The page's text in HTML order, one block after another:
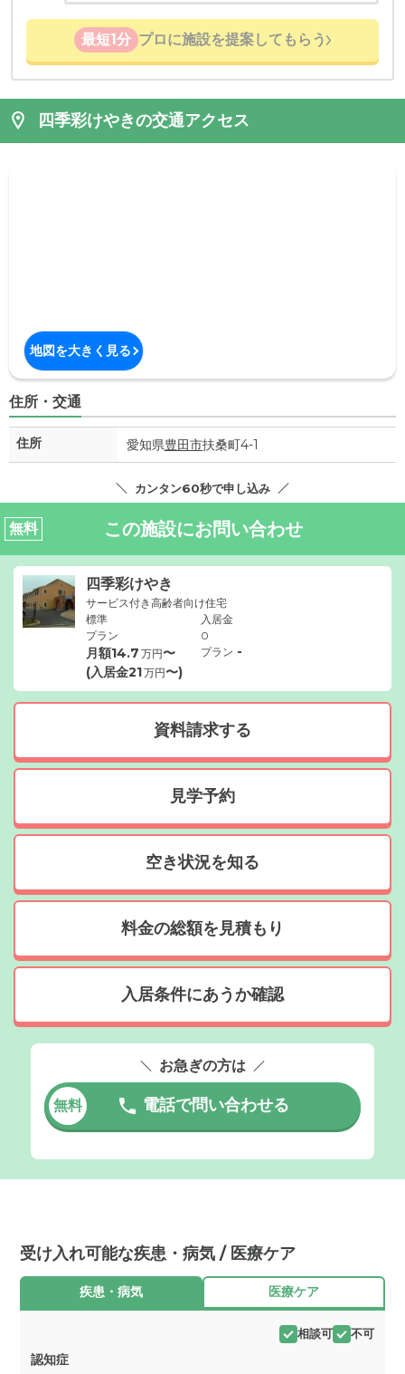
最短1分 プロに施設を提案してもらう
四季彩けやきの交通アクセス
地図を大きく見る
住所・交通
住所 愛知県豊田市扶桑町4-1
カンタン60秒で申し込み
無料 この施設にお問い合わせ
四季彩けやき
サービス付き高齢者向け住宅
標準
プラン
月額14.7 万円〜
(入居金21万円〜)
入居金
0
プラン -
資料請求する
見学予約
空き状況を知る
料金の総額を見積もり
入居条件にあうか確認
お急ぎの方は
無料 電話で問い合わせる
受け入れ可能な疾患・病気 / 医療ケア
疾患・病気 医療ケア
相談可 不可
認知症